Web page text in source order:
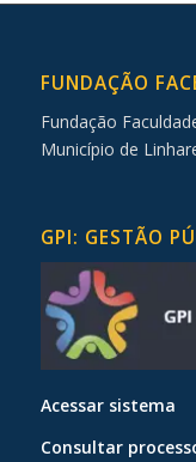
FUNDAÇÃO
Fundação
Município de
GPI: GESTÃO
Acessar sistema
Consultar